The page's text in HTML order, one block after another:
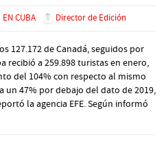
EN CUBA Director de Edición
127.172 de Canadá, seguidos por
recibió a 259.898 turistas en enero,
del 104% con respecto al mismo
un 47% por debajo del dato de 2019,
la agencia EFE. Según informó